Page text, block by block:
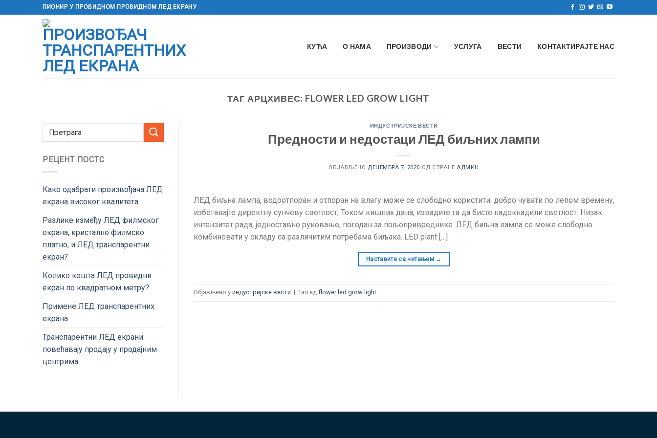
на
ПИОНИР У ПРОВИДНОМ ПРОВИДНОМ ЛЕД ЕКРАНУ
КУЋА О НАМА ПРОИЗВОДИ УСЛУГА ВЕСТИ КОНТАКТИРАЈТЕ НАС
ТАГ АРЦХИВЕС: FLOWER LED GROW LIGHT
РЕЦЕНТ ПОСТС
Како одабрати произвођача ЛЕД
екрана високог квалитета
Разлике између ЛЕД филмског
екрана, кристално филмско
платно, и ЛЕД транспарентни
екран?
Колико кошта ЛЕД провидни
екран по квадратном метру?
Примене ЛЕД транспарентних
екрана
Транспарентни ЛЕД екрани
повећавају продају у продајним
центрима
ИНДУСТРИЈСКЕ ВЕСТИ
Предности и недостаци ЛЕД биљних лампи
ОБЈАВЉЕНО ДЕЦЕМБРА 7, 2020 ОД СТРАНЕАДМИН
ЛЕД биљна лампа, водоотпоран и отпоран на влагу може се слободно користити: добро чувати по лепом времену,
избегавајте директну сунчеву светлост; Током кишних дана, извадите га да бисте надокнадили светлост. Низак
интензитет рада, једноставно руковање, погодан за пољопривреднике. ЛЕД биљна лампа се може слободно
комбиновати у складу са различитим потребама биљака. LED plant[…]
Наставите са читањем →
Објављено у индустријске вести | Таггед flower led grow light